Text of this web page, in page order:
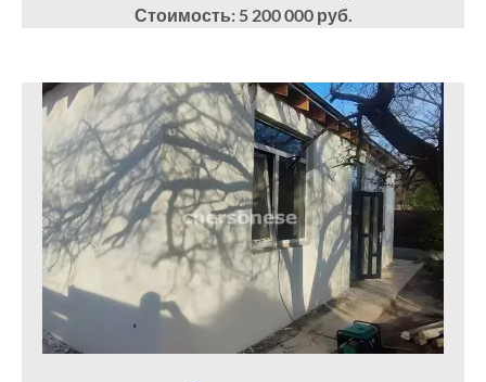
Стоимость: 5 200 000 руб.